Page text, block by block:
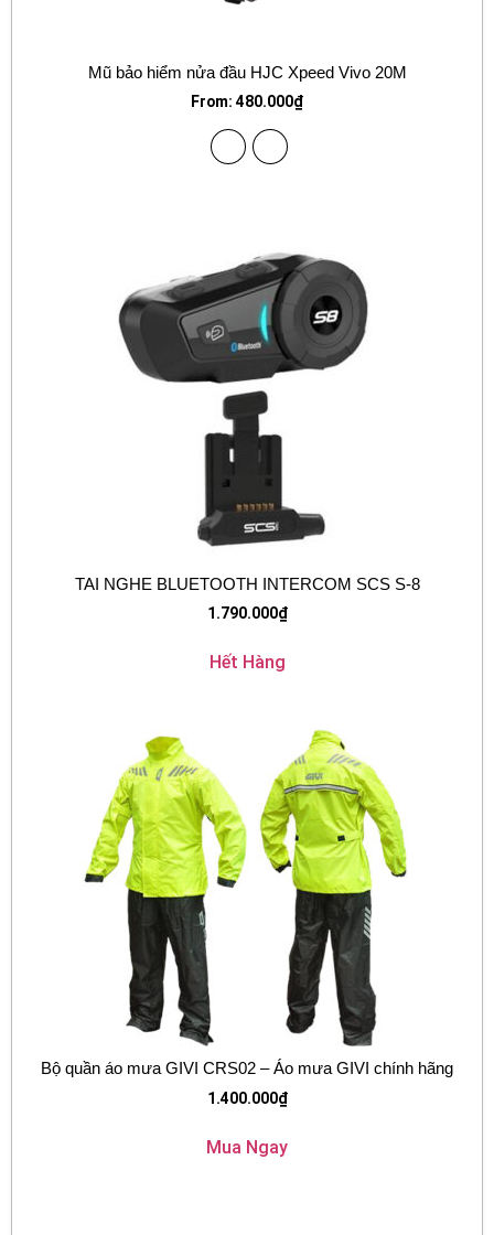
Mũ bảo hiểm nửa đầu HJC Xpeed Vivo 20M
From: 480.000₫
TAI NGHE BLUETOOTH INTERCOM SCS S-8
1.790.000₫
Hết Hàng
Bộ quần áo mưa GIVI CRS02 – Áo mưa GIVI chính hãng
1.400.000₫
Mua Ngay